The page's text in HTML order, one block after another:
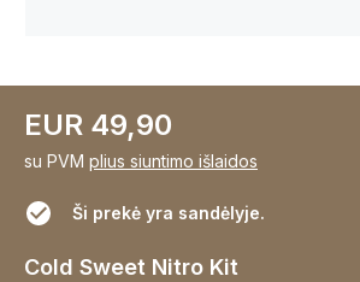
EUR 49,90
su PVM plius siuntimo išlaidos
Ši prekė yra sandėlyje.
Cold Sweet Nitro Kit